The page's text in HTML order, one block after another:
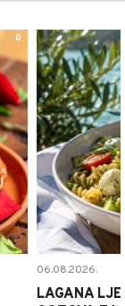
0
06.08.2026.
LAGANA